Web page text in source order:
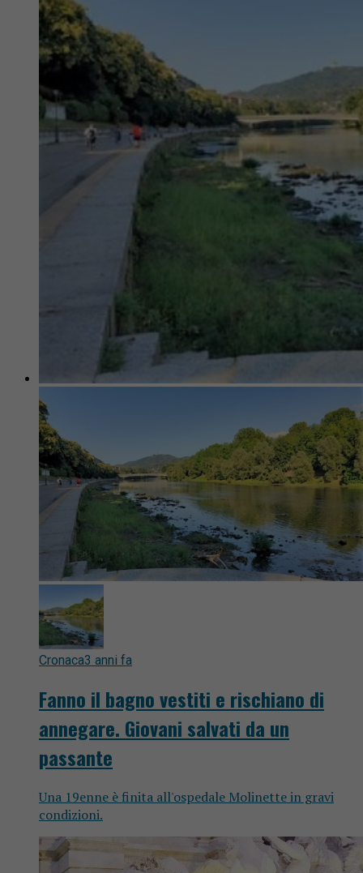
Cronaca3 anni fa
Fanno il bagno vestiti e rischiano di
annegare. Giovani salvati da un
passante
Una 19enne è finita all'ospedale Molinette in gravi
condizioni.